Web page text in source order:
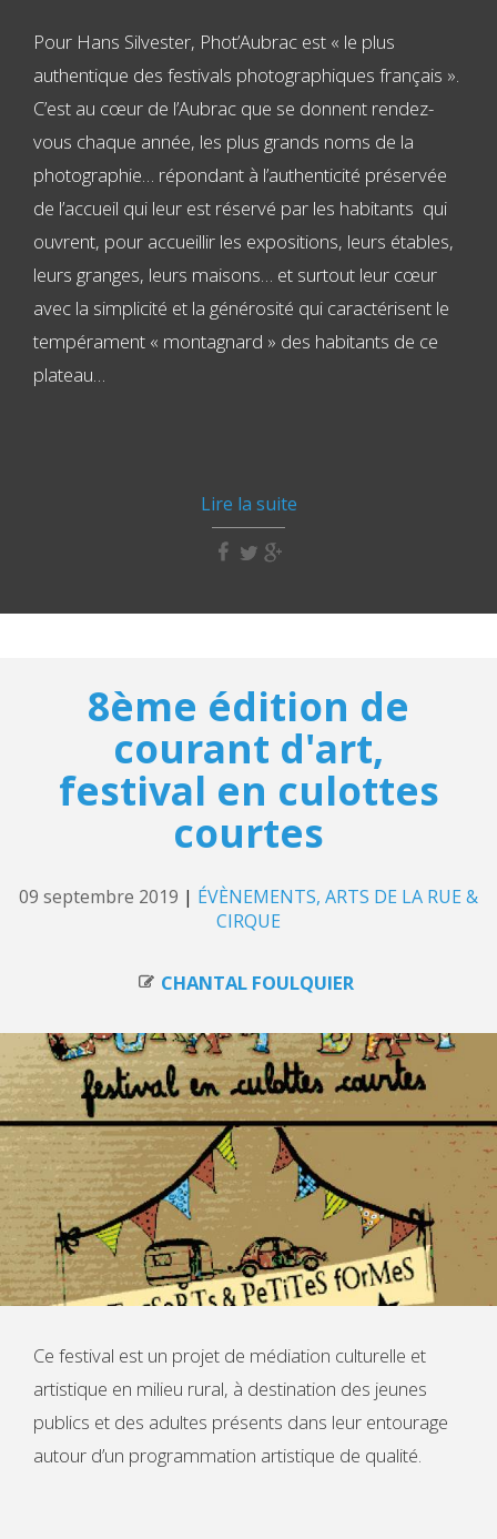
Pour Hans Silvester, Phot’Aubrac est « le plus
authentique des festivals photographiques français ».
C’est au cœur de l’Aubrac que se donnent rendez-
vous chaque année, les plus grands noms de la
photographie… répondant à l’authenticité préservée
de l’accueil qui leur est réservé par les habitants qui
ouvrent, pour accueillir les expositions, leurs étables,
leurs granges, leurs maisons… et surtout leur cœur
avec la simplicité et la générosité qui caractérisent le
tempérament « montagnard » des habitants de ce
plateau…
Lire la suite
8ème édition de
courant d'art,
festival en culottes
courtes
09 septembre 2019 | ÉVÈNEMENTS ARTS DE LA RUE &
CIRQUE
CHANTAL FOULQUIER
Ce festival est un projet de médiation culturelle et
artistique en milieu rural, à destination des jeunes
publics et des adultes présents dans leur entourage
autour d’un programmation artistique de qualité.